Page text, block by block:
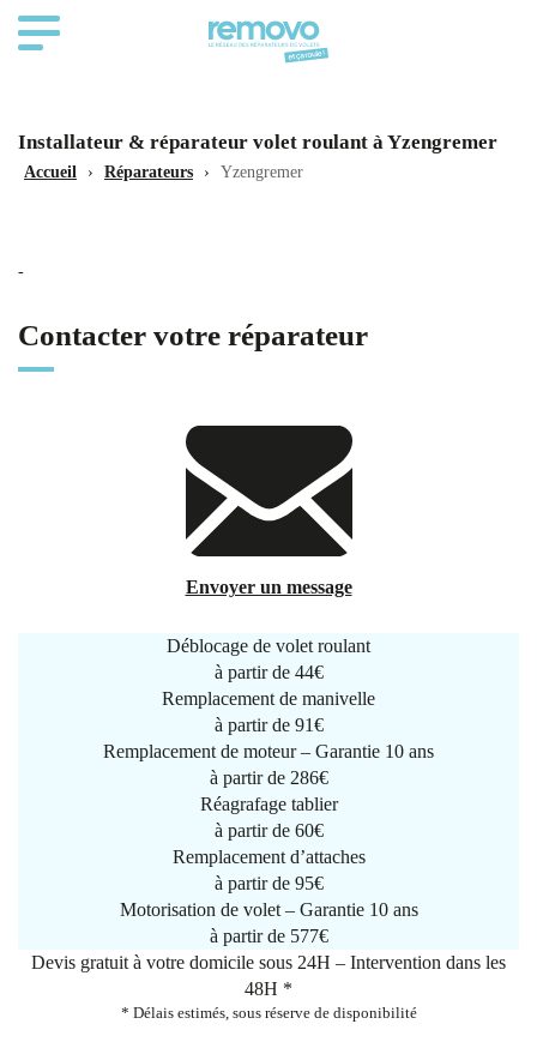
Installateur & réparateur volet roulant à Yzengremer
Accueil › Réparateurs › Yzengremer
-
Contacter votre réparateur
Envoyer un message
Déblocage de volet roulant
à partir de 44€
Remplacement de manivelle
à partir de 91€
Remplacement de moteur – Garantie 10 ans
à partir de 286€
Réagrafage tablier
à partir de 60€
Remplacement d’attaches
à partir de 95€
Motorisation de volet – Garantie 10 ans
à partir de 577€
Devis gratuit à votre domicile sous 24H – Intervention dans les
48H *
* Délais estimés, sous réserve de disponibilité